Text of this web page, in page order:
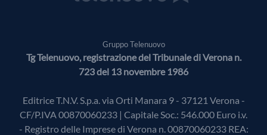
Gruppo Telenuovo
Tg Telenuovo, registrazione del Tribunale di Verona n.
723 del 13 novembre 1986
Editrice T.N.V. S.p.a. via Orti Manara 9 - 37121 Verona -
CF/P.IVA 00870060233 | Capitale Soc.: 546.000 Euro i.v.
- Registro delle Imprese di Verona n. 00870060233 REA: